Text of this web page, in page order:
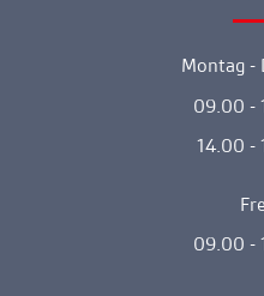
Montag -
09.00 -
14.00 -
09.00 -